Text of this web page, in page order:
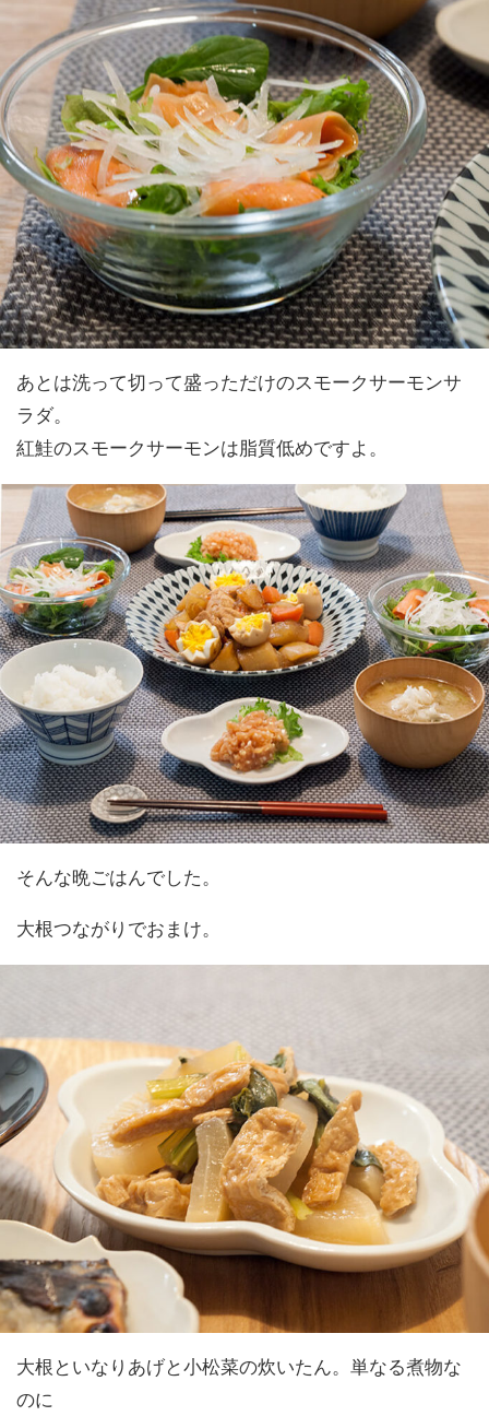
あとは洗って切って盛っただけのスモークサーモンサ
ラダ。
紅鮭のスモークサーモンは脂質低めですよ。
そんな晩ごはんでした。
大根つながりでおまけ。
大根といなりあげと小松菜の炊いたん。単なる煮物な
のに